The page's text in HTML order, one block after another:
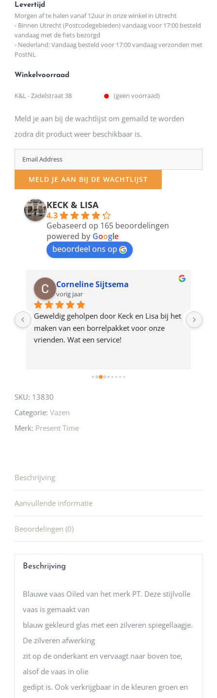
Levertijd
Morgen af te halen vanaf 12uur in onze winkel in Utrecht
- Binnen Utrecht (Postcodegebieden) vandaag voor 17:00 besteld
vandaag met de fiets bezorgd
- Nederland: Vandaag besteld voor 17:00 vandaag verzonden met
PostNL
Winkelvoorraad
K&L - Zadelstraat 38 (geen voorraad)
Meld je aan bij de wachtlijst om gemaild te worden
zodra dit product weer beschikbaar is.
Enter
your
email
address
product
MELD JE AAN BIJ DE WACHTLIJST
KECK & LISA
4.3
Gebaseerd op 165 beoordelingen
powered by Google
beoordeel ons op
Corneline Sijtsema
vorig jaar
Geweldig geholpen door Keck en Lisa bij het
maken van een borrelpakket voor onze
vrienden. Wat een service!
SKU: 13830
Categorie: Vazen
Merk: Present Time
Beschrijving
Aanvullende informatie
Beoordelingen (0)
Beschrijving
Blauwe vaas Oiled van het merk PT. Deze stijlvolle
vaas is gemaakt van
blauw gekleurd glas met een zilveren spiegellaagje.
De zilveren afwerking
zit op de onderkant en vervaagt naar boven toe,
alsof de vaas in olie
gedipt is. Ook verkrijgbaar in de kleuren groen en